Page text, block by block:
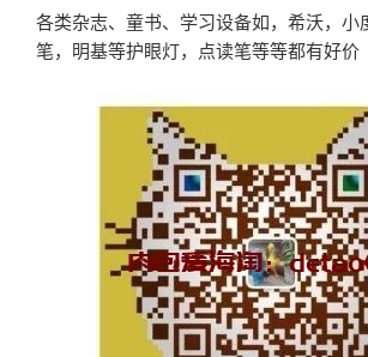
各类杂志、童书、学习设备如，希沃，小
笔，明基等护眼灯，点读笔等等都有好价